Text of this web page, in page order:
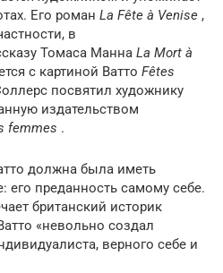
Его роман La Fête à Venise ,
в
Томаса Манна La Mort à
с картиной Ватто Fêtes
посвятил художнику
издательством
femmes .
должна была иметь
его преданность самому себе.
британский историк
«невольно создал
верного себе и